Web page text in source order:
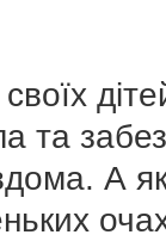
та
А